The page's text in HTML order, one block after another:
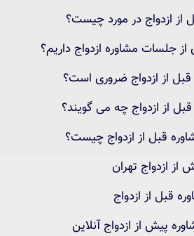
از ازدواج در مورد چیست؟
از جلسات مشاوره ازدواج داریم؟
قبل از ازدواج ضروری است؟
از ازدواج چه می گویند؟
قبل از ازدواج چیست؟
از ازدواج تهران
قبل از ازدواج
پیش از ازدواج آنلاین